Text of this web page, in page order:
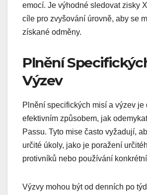
emocí. Je výhodné sledovat zisky
cíle pro zvyšování úrovně, aby se
získané odměny.
Plnění
Výzev
Plnění specifických misí a výzev je
efektivním způsobem, jak
Passu. Tyto mise často vyžadují,
určité úkoly, jako je poražení
protivníků nebo používání
Výzvy mohou být od denních po